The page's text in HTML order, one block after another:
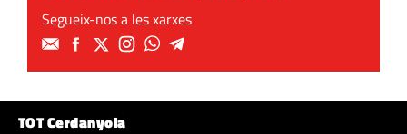
Segueix-nos a les xarxes
TOT Cerdanyola